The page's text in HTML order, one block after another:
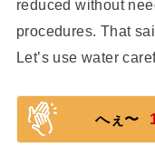
reduced without
procedures. That
Let’s use water
へぇ〜